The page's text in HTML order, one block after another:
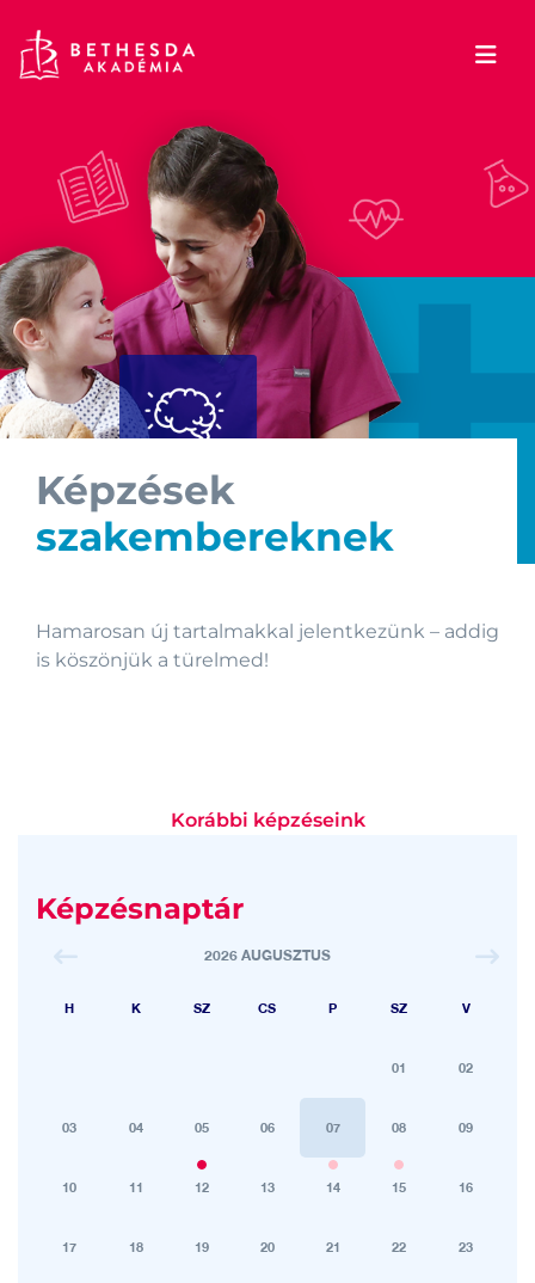
Képzések
szakembereknek
Hamarosan új tartalmakkal jelentkezünk – addig
is köszönjük a türelmed!
Korábbi képzéseink
Képzésnaptár
2026 AUGUSZTUS
H K SZ CS P SZ V
01 02
03 04 05 06 07 08 09
10 11 12 13 14 15 16
17 18 19 20 21 22 23